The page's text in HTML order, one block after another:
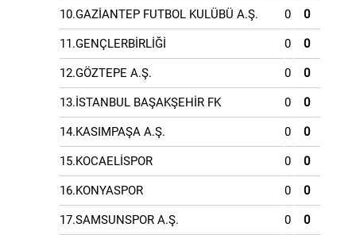
10.GAZİANTEP FUTBOL KULÜBÜ A.Ş. 0 0
11.GENÇLERBİRLİĞİ 0 0
12.GÖZTEPE A.Ş. 0 0
13.İSTANBUL BAŞAKŞEHİR FK 0 0
14.KASIMPAŞA A.Ş. 0 0
15.KOCAELİSPOR 0 0
16.KONYASPOR 0 0
17.SAMSUNSPOR A.Ş. 0 0